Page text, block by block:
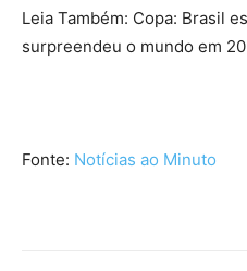
Leia Também: Copa: Brasil
surpreendeu o mundo em
Fonte: Notícias ao Minuto